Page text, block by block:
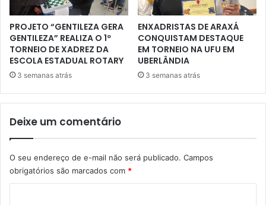
PROJETO “GENTILEZA GERA
GENTILEZA” REALIZA O 1º
TORNEIO DE XADREZ DA
ESCOLA ESTADUAL ROTARY
3 semanas atrás
ENXADRISTAS DE ARAXÁ
CONQUISTAM DESTAQUE
EM TORNEIO NA UFU EM
UBERLÂNDIA
3 semanas atrás
Deixe um comentário
O seu endereço de e-mail não será publicado. Campos
obrigatórios são marcados com *